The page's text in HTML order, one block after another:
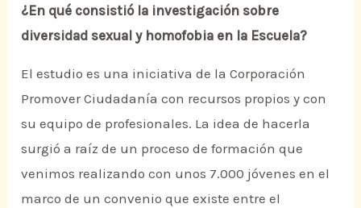
¿En qué consistió la investigación sobre
diversidad sexual y homofobia en la Escuela?
El estudio es una iniciativa de la Corporación
Promover Ciudadanía con recursos propios y con
su equipo de profesionales. La idea de hacerla
surgió a raíz de un proceso de formación que
venimos realizando con unos 7.000 jóvenes en el
marco de un convenio que existe entre el